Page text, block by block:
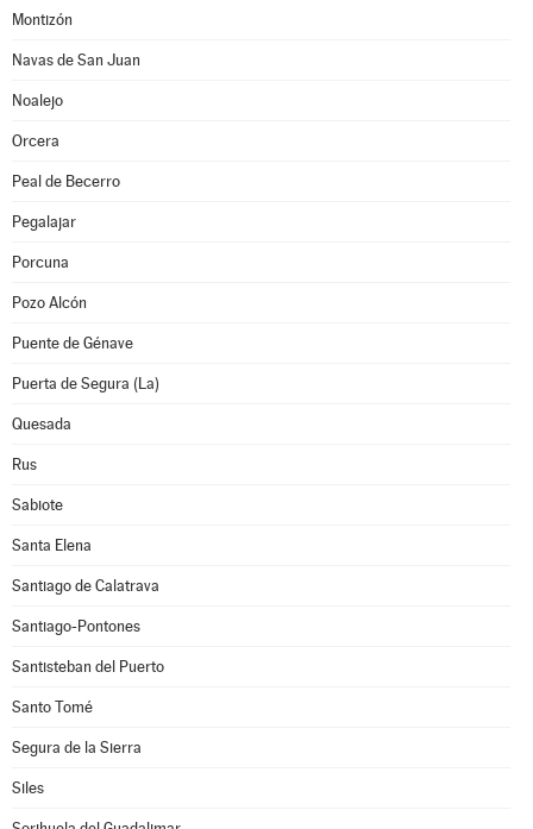
Montizón
Navas de San Juan
Noalejo
Orcera
Peal de Becerro
Pegalajar
Porcuna
Pozo Alcón
Puente de Génave
Puerta de Segura (La)
Quesada
Rus
Sabiote
Santa Elena
Santiago de Calatrava
Santiago-Pontones
Santisteban del Puerto
Santo Tomé
Segura de la Sierra
Siles